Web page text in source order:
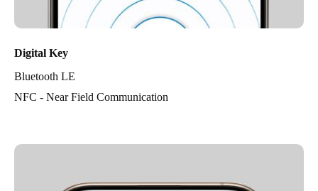
Digital Key
Bluetooth LE
NFC - Near Field Communication